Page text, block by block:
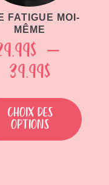
FATIGUE MOI-
MÊME
$ –
39.99$Plage
de
prix :
29.99$
Choix des
options
a